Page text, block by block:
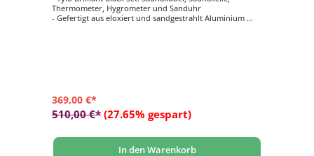
Thermometer, Hygrometer und Sanduhr
- Gefertigt aus eloxiert und sandgestrahlt Aluminium
369,00 €*
510,00 €* (27.65% gespart)
In den Warenkorb